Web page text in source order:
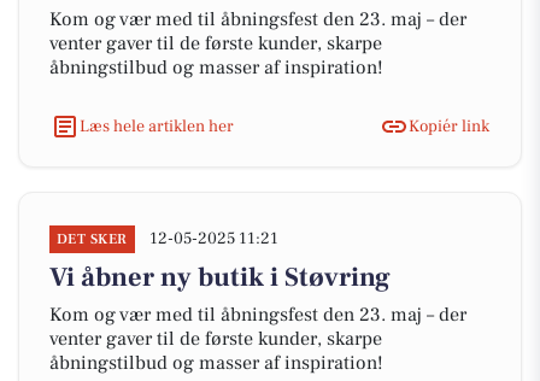
Kom og vær med til åbningsfest den 23. maj – der
venter gaver til de første kunder, skarpe
åbningstilbud og masser af inspiration!
Læs hele artiklen her Kopiér link
DET SKER 12-05-2025 11:21
Vi åbner ny butik i Støvring
Kom og vær med til åbningsfest den 23. maj – der
venter gaver til de første kunder, skarpe
åbningstilbud og masser af inspiration!